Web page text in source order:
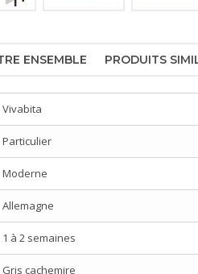
ENSEMBLE PRODUITS
Vivabita
Particulier
Moderne
Allemagne
1 à 2 semaines
Gris cachemire